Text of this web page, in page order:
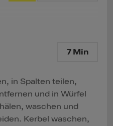
7 Min
in Spalten teilen,
und in Würfel
waschen und
Kerbel waschen,